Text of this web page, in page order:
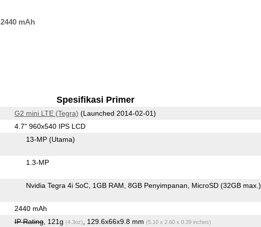
2440 mAh
Spesifikasi Primer
G2 mini LTE (Tegra) (Launched 2014-02-01)
4.7" 960x540 IPS LCD
13-MP (Utama)
1.3-MP
Nvidia Tegra 4i SoC 1GB RAM 8GB Penyimpanan MicroSD (32GB max.)
2440 mAh
IP Rating, 121g (4.3oz) , 129.6x66x9.8 mm (5.10 x 2.60 x 0.39 inches)